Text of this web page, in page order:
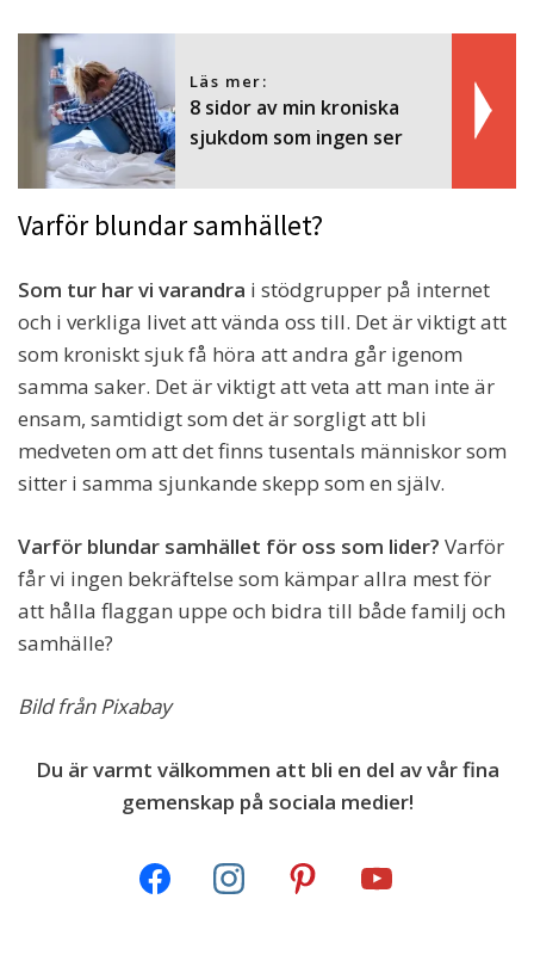
Läs mer:
8 sidor av min kroniska
sjukdom som ingen ser
Varför blundar samhället?
Som tur har vi varandra i stödgrupper på internet
och i verkliga livet att vända oss till. Det är viktigt att
som kroniskt sjuk få höra att andra går igenom
samma saker. Det är viktigt att veta att man inte är
ensam, samtidigt som det är sorgligt att bli
medveten om att det finns tusentals människor som
sitter i samma sjunkande skepp som en själv.
Varför blundar samhället för oss som lider? Varför
får vi ingen bekräftelse som kämpar allra mest för
att hålla flaggan uppe och bidra till både familj och
samhälle?
Bild från Pixabay
Du är varmt välkommen att bli en del av vår fina
gemenskap på sociala medier!